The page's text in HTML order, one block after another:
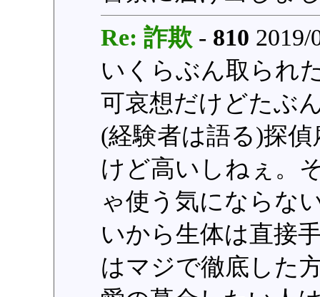
Re: 詐欺 - 810 2019/
いくらぶん取られ
可哀想だけどたぶ
(経験者は語る)探
けど高いしねぇ。
ゃ使う気にならな
いから生体は直接
はマジで徹底した